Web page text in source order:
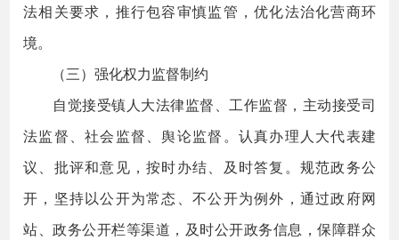
法相关要求，推行包容审慎监管，优化法治化营商环
境。
（三）强化权力监督制约
自觉接受镇人大法律监督、工作监督，主动接受司
法监督、社会监督、舆论监督。认真办理人大代表建
议、批评和意见，按时办结、及时答复。规范政务公
开，坚持以公开为常态、不公开为例外，通过政府网
站、政务公开栏等渠道，及时公开政务信息，保障群众